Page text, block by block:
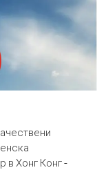
в Хонг Конг -